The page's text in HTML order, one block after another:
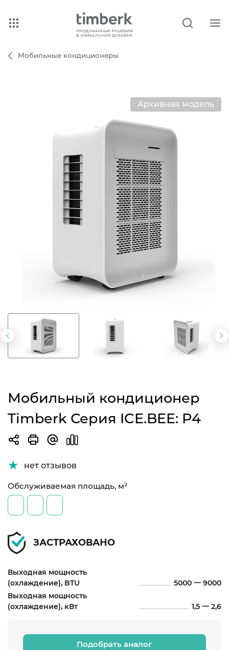
Мобильные кондиционеры
Архивная модель
Предыдущий
слайд
Мобильный кондиционер
Timberk Серия ICE.BEE: P4
нет отзывов
Обслуживаемая площадь, м²
ЗАСТРАХОВАНО
Выходная мощность
(охлаждение), BTU
5000 一 9000
Выходная мощность
(охлаждение), кВт
1,5 一 2,6
Подобрать аналог